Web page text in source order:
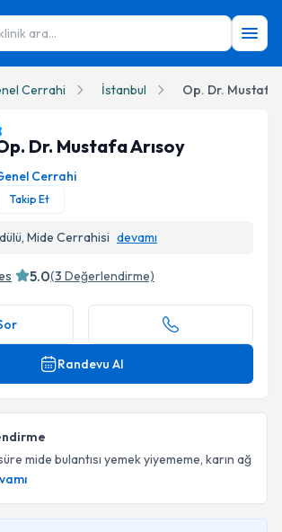
ara...
Cerrahi İstanbul Op. Dr. Mustafa
Dr. Mustafa Arısoy
Cerrahi
Takip Et
Mide Cerrahisi devamı
5.0(3 Değerlendirme)
Randevu Al
mide bulantısı yemek yiyememe, karın ağ